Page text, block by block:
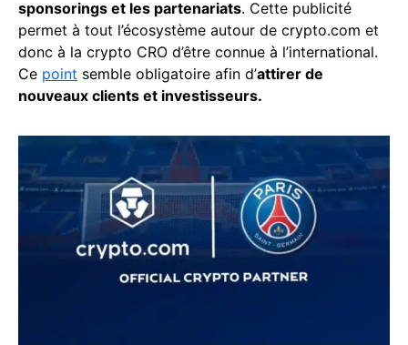
sponsorings et les partenariats. Cette publicité
permet à tout l’écosystème autour de crypto.com et
donc à la crypto CRO d’être connue à l’international.
Ce point semble obligatoire afin d’attirer de
nouveaux clients et investisseurs.